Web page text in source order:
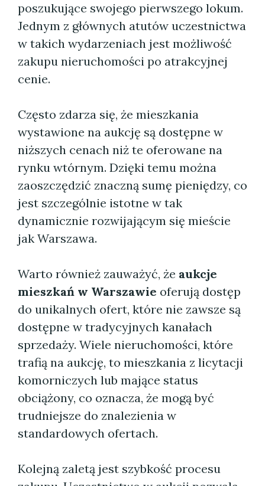
poszukujące swojego pierwszego lokum.
Jednym z głównych atutów uczestnictwa
w takich wydarzeniach jest możliwość
zakupu nieruchomości po atrakcyjnej
cenie.
Często zdarza się, że mieszkania
wystawione na aukcję są dostępne w
niższych cenach niż te oferowane na
rynku wtórnym. Dzięki temu można
zaoszczędzić znaczną sumę pieniędzy, co
jest szczególnie istotne w tak
dynamicznie rozwijającym się mieście
jak Warszawa.
Warto również zauważyć, że aukcje
mieszkań w Warszawie oferują dostęp
do unikalnych ofert, które nie zawsze są
dostępne w tradycyjnych kanałach
sprzedaży. Wiele nieruchomości, które
trafią na aukcję, to mieszkania z licytacji
komorniczych lub mające status
obciążony, co oznacza, że mogą być
trudniejsze do znalezienia w
standardowych ofertach.
Kolejną zaletą jest szybkość procesu